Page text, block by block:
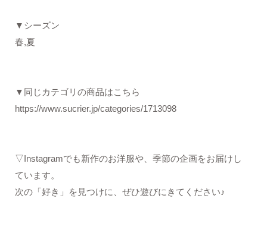
▼シーズン
春,夏
▼同じカテゴリの商品はこちら
https://www.sucrier.jp/categories/1713098
▽Instagramでも新作のお洋服や、季節の企画をお届けし
ています。
次の「好き」を見つけに、ぜひ遊びにきてください♪